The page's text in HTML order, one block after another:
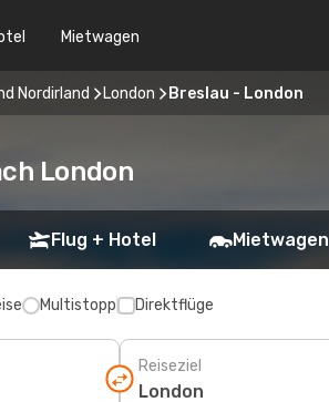
Mietwagen
Nordirland London Breslau - London
London
Flug + Hotel Mietwagen
Multistopp Direktflüge
Reiseziel